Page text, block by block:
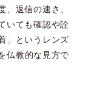
返信の速さ、
いても確認や詮
」というレンズ
仏教的な見方で